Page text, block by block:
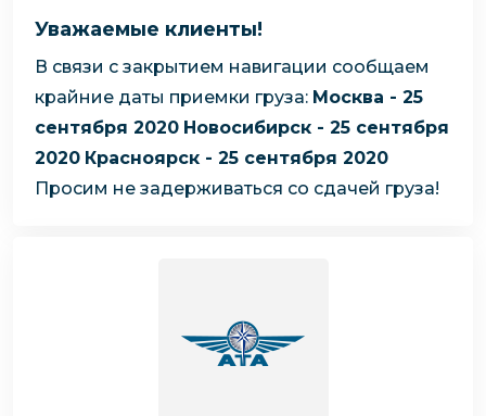
Уважаемые клиенты!
В связи с закрытием навигации сообщаем
крайние даты приемки груза: Москва - 25
сентября 2020 Новосибирск - 25 сентября
2020 Красноярск - 25 сентября 2020
Просим не задерживаться со сдачей груза!